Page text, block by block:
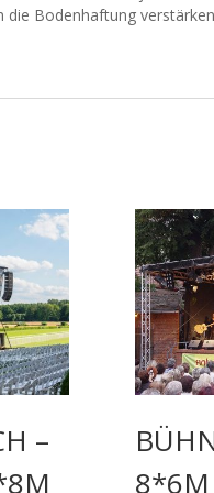
die Bodenhaftung
–
8*6M